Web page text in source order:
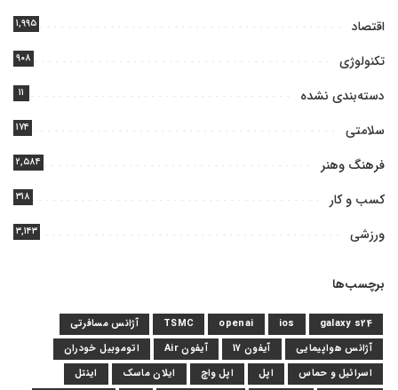
اقتصاد ۱,۹۹۵
تکنولوژی ۹۰۸
دسته‌بندی نشده ۱۱
سلامتی ۱۷۴
فرهنگ وهنر ۲,۵۸۴
کسب و کار ۳۱۸
ورزشی ۳,۱۴۳
برچسب‌ها
galaxy s24
ios
openai
TSMC
آژانس مسافرتی
آژانس هواپیمایی
آیفون 17 آیفون Air
اتوموبیل خودران
اسرائیل و حماس
اپل اپل واچ ایلان ماسک
اینتل